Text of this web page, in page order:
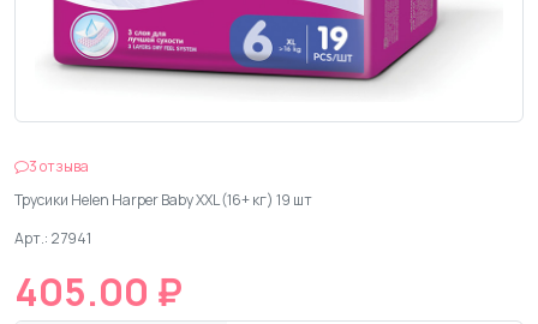
3 отзыва
Трусики Helen Harper Baby XXL (16+ кг) 19 шт
Арт.: 27941
405.00 ₽